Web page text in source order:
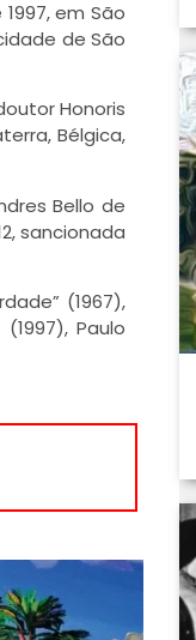
em São
de São
Honoris
Bélgica,
Bello de
sancionada
(1967),
Paulo